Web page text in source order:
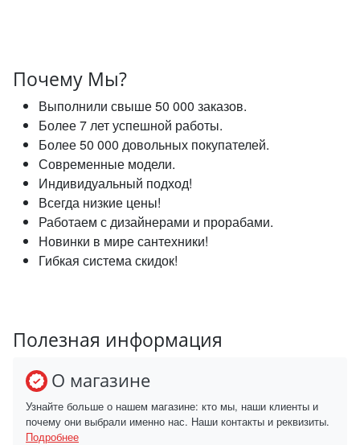
Почему Мы?
Выполнили свыше 50 000 заказов.
Более 7 лет успешной работы.
Более 50 000 довольных покупателей.
Современные модели.
Индивидуальный подход!
Всегда низкие цены!
Работаем с дизайнерами и прорабами.
Новинки в мире сантехники!
Гибкая система скидок!
Полезная информация
О магазине
Узнайте больше о нашем магазине: кто мы, наши клиенты и
почему они выбрали именно нас. Наши контакты и реквизиты.
Подробнее